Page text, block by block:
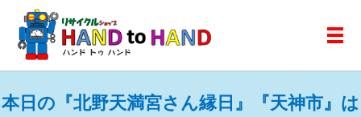
メ
本日の『北野天満宮さん縁日』『天神市』は